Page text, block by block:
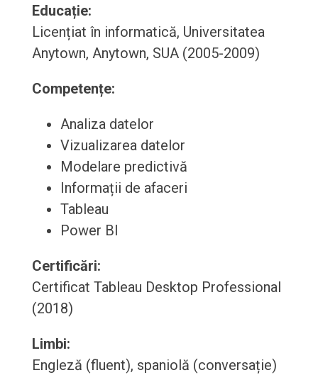
Educație:
Licențiat în informatică, Universitatea
Anytown, Anytown, SUA (2005-2009)
Competențe:
Analiza datelor
Vizualizarea datelor
Modelare predictivă
Informații de afaceri
Tableau
Power BI
Certificări:
Certificat Tableau Desktop Professional
(2018)
Limbi:
Engleză (fluent), spaniolă (conversație)